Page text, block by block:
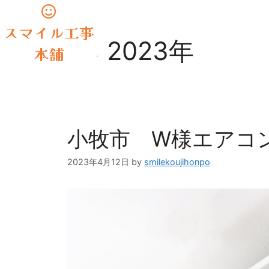
スマイル工事
本舗
年: 2023年
小牧市 W様エアコ
2023年4月12日 by smilekoujihonpo